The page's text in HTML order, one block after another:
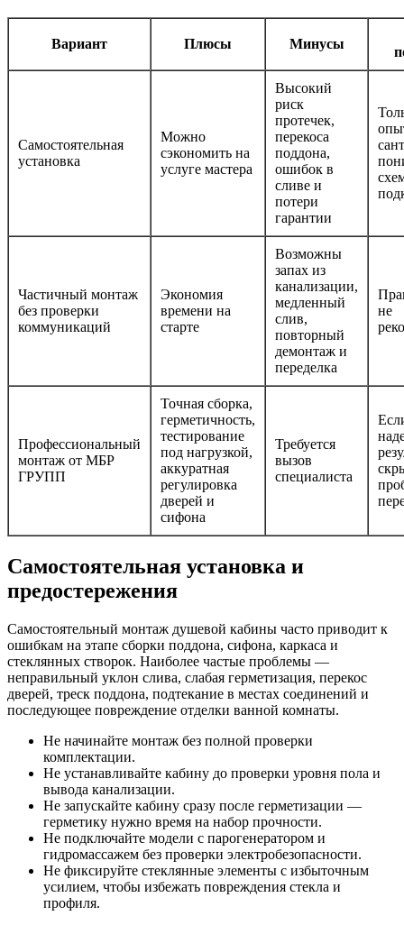
Вариант Плюсы Минусы
Самостоятельная
установка
Можно
сэкономить на
услуге мастера
Высокий
риск
протечек,
перекоса
поддона,
ошибок в
сливе и
потери
гарантии
Частичный монтаж
без проверки
коммуникаций
Экономия
времени на
старте
Возможны
запах из
канализации,
медленный
слив,
повторный
демонтаж и
переделка
не
Профессиональный
монтаж от МБР
ГРУПП
Точная сборка,
герметичность,
тестирование
под нагрузкой,
аккуратная
регулировка
дверей и
сифона
Требуется
вызов
специалиста
Самостоятельная установка и
предостережения
Самостоятельный монтаж душевой кабины часто приводит к
ошибкам на этапе сборки поддона, сифона, каркаса и
стеклянных створок. Наиболее частые проблемы —
неправильный уклон слива, слабая герметизация, перекос
дверей, треск поддона, подтекание в местах соединений и
последующее повреждение отделки ванной комнаты.
Не начинайте монтаж без полной проверки
комплектации.
Не устанавливайте кабину до проверки уровня пола и
вывода канализации.
Не запускайте кабину сразу после герметизации —
герметику нужно время на набор прочности.
Не подключайте модели с парогенератором и
гидромассажем без проверки электробезопасности.
Не фиксируйте стеклянные элементы с избыточным
усилием, чтобы избежать повреждения стекла и
профиля.